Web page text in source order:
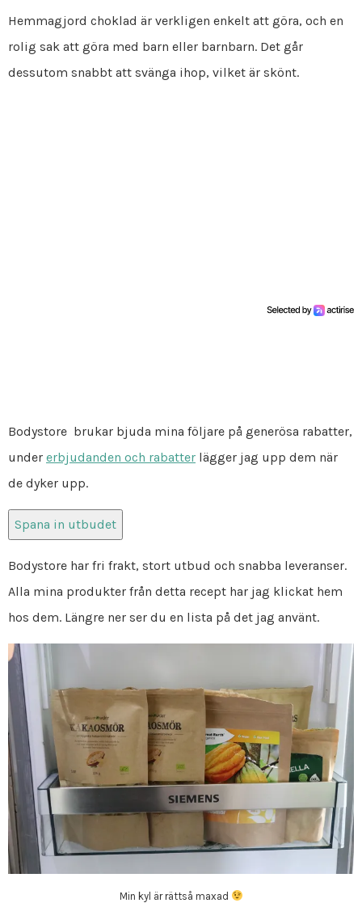
Hemmagjord choklad är verkligen enkelt att göra, och en
rolig sak att göra med barn eller barnbarn. Det går
dessutom snabbt att svänga ihop, vilket är skönt.
Bodystore brukar bjuda mina följare på generösa rabatter,
under erbjudanden och rabatter lägger jag upp dem när
de dyker upp.
Spana in utbudet
Bodystore har fri frakt, stort utbud och snabba leveranser.
Alla mina produkter från detta recept har jag klickat hem
hos dem. Längre ner ser du en lista på det jag använt.
Min kyl är rättså maxad